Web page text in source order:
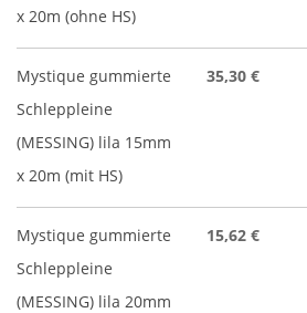
x 20m (ohne HS)
Mystique gummierte
Schleppleine
(MESSING) lila 15mm
x 20m (mit HS)
35,30 €
Mystique gummierte
Schleppleine
(MESSING) lila 20mm
15,62 €